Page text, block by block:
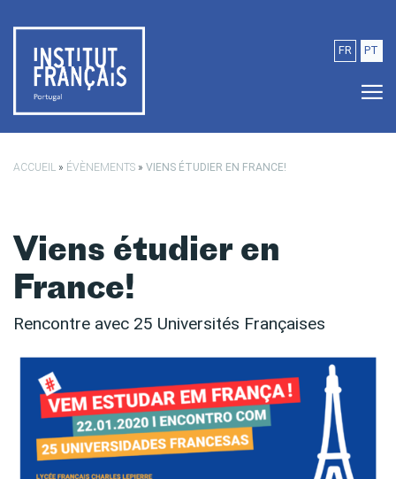
FR PT
ACCUEIL » ÉVÈNEMENTS » VIENS ÉTUDIER EN FRANCE!
Viens étudier en
France!
Rencontre avec 25 Universités Françaises